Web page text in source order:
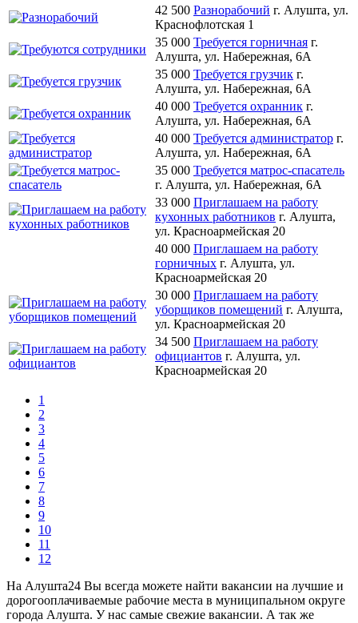
42 500 Разнорабочий г. Алушта, ул.
Краснофлотская 1
35 000 Требуется горничная г.
Алушта, ул. Набережная, 6А
35 000 Требуется грузчик г.
Алушта, ул. Набережная, 6А
40 000 Требуется охранник г.
Алушта, ул. Набережная, 6А
40 000 Требуется администратор г.
Алушта, ул. Набережная, 6А
35 000 Требуется матрос-спасатель
г. Алушта, ул. Набережная, 6А
33 000 Приглашаем на работу
кухонных работников г. Алушта,
ул. Красноармейская 20
40 000 Приглашаем на работу
горничных г. Алушта, ул.
Красноармейская 20
30 000 Приглашаем на работу
уборщиков помещений г. Алушта,
ул. Красноармейская 20
34 500 Приглашаем на работу
официантов г. Алушта, ул.
Красноармейская 20
1
2
3
4
5
6
7
8
9
10
11
12
На Алушта24 Вы всегда можете найти вакансии на лучшие и
дорогооплачиваемые рабочие места в муниципальном округе
города Алушта. У нас самые свежие вакансии. А так же